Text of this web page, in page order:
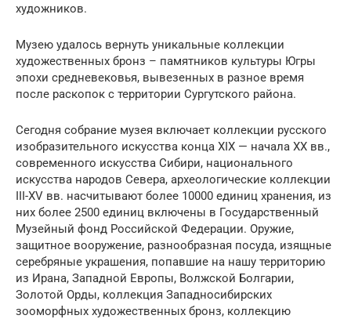
художников.
Музею удалось вернуть уникальные коллекции
художественных бронз – памятников культуры Югры
эпохи средневековья, вывезенных в разное время
после раскопок с территории Сургутского района.
Сегодня собрание музея включает коллекции русского
изобразительного искусства конца XIX — начала XX вв.,
современного искусства Сибири, национального
искусства народов Севера, археологические коллекции
III-XV вв. насчитывают более 10000 единиц хранения, из
них более 2500 единиц включены в Государственный
Музейный фонд Российской Федерации. Оружие,
защитное вооружение, разнообразная посуда, изящные
серебряные украшения, попавшие на нашу территорию
из Ирана, Западной Европы, Волжской Болгарии,
Золотой Орды, коллекция Западносибирских
зооморфных художественных бронз, коллекцию